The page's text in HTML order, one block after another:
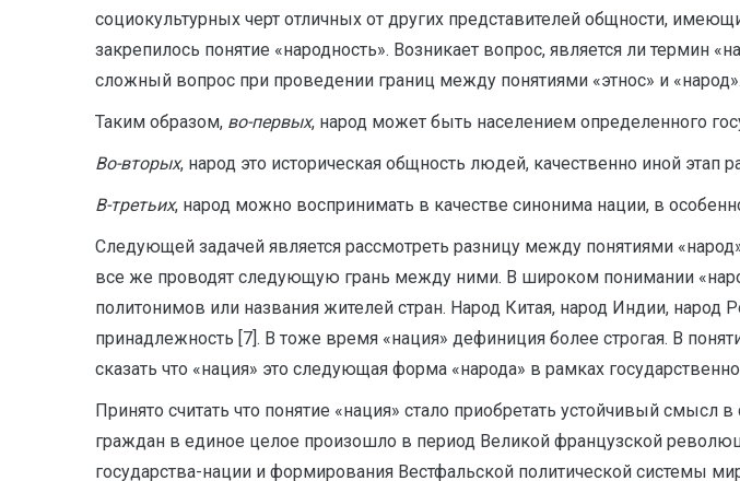
социокультурных черт отличных от других представителей общности,
закрепилось понятие «народность». Возникает вопрос, является ли термин
сложный вопрос при проведении границ между понятиями «этнос» и
Таким образом, во-первых, народ может быть населением определенного
Во-вторых, народ это историческая общность людей, качественно иной этап
В-третьих, народ можно воспринимать в качестве синонима нации, в
Следующей задачей является рассмотреть разницу между понятиями
все же проводят следующую грань между ними. В широком понимании
политонимов или названия жителей стран. Народ Китая, народ Индии, народ
принадлежность [7]. В тоже время «нация» дефиниция более строгая. В
сказать что «нация» это следующая форма «народа» в рамках
Принято считать что понятие «нация» стало приобретать устойчивый
граждан в единое целое произошло в период Великой французской
государства-нации и формирования Вестфальской политической системы